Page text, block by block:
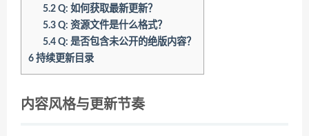
5.2 Q: 如何获取最新更新？
5.3 Q: 资源文件是什么格式？
5.4 Q: 是否包含未公开的绝版内容？
6 持续更新目录
内容风格与更新节奏